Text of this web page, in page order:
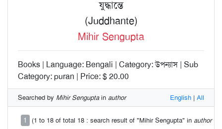
যুদ্ধান্তে
(Juddhante)
Mihir Sengupta
Books | Language: Bengali | Category: উপন্যাস | Sub
Category: puran | Price: $ 20.00
Searched by Mihir Senguptain author English | All
1 (1 to 18 of total 18 : search result of "Mihir Sengupta" in author